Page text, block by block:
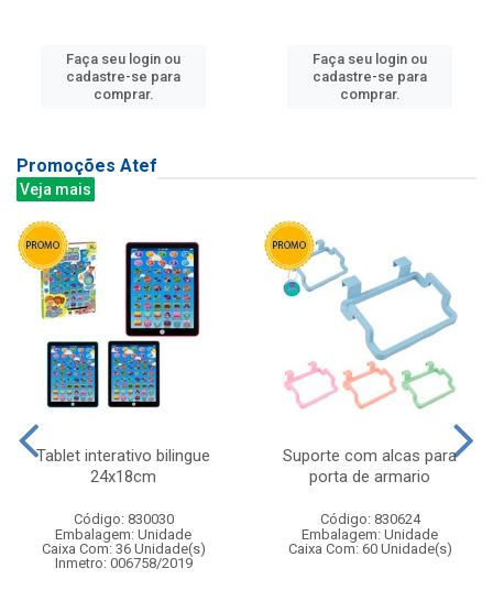
Faça seu login ou
cadastre-se para
comprar.
Faça seu login ou
cadastre-se para
comprar.
Promoções Atef
Veja mais
Tablet interativo bilingue
24x18cm
Código: 830030
Embalagem: Unidade
Caixa Com: 36 Unidade(s)
Inmetro: 006758/2019
Suporte com alcas para
porta de armario
Código: 830624
Embalagem: Unidade
Caixa Com: 60 Unidade(s)